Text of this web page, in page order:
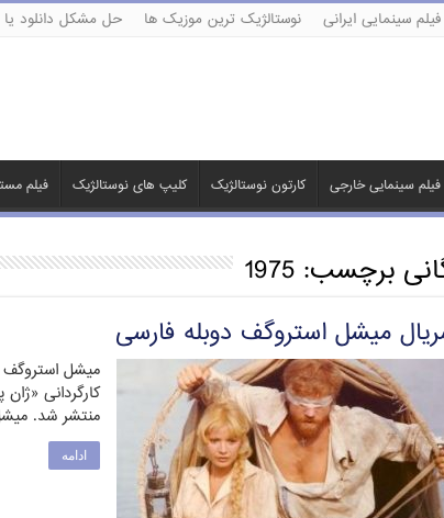
فیلم سینمایی ایرانی نوستالژیک ترین موزیک ها حل مشکل دانلود یا
فیلم سینمایی خارجی کارتون نوستالژیک کلیپ های نوستالژیک فیلم
برچسب:1975
میشل استروگف دوبله فارسی
میشل استروگف
منتشر شد.
ادامه